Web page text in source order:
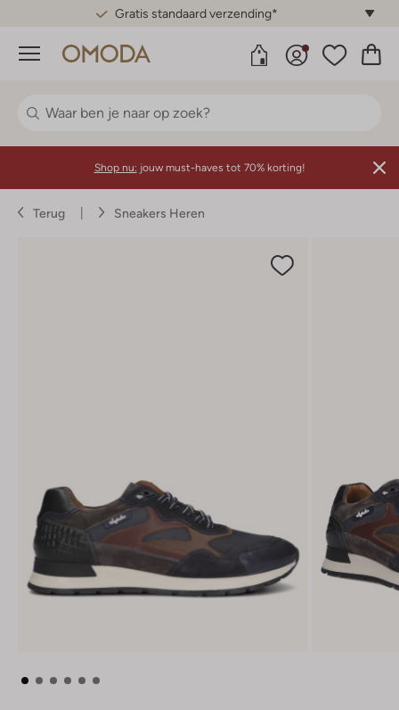
Gratis standaard verzending*
Menu
Shop nu: jouw must-haves tot 70% korting!
Terug Sneakers Heren